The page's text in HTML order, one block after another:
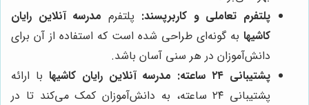
پلتفرم تعاملی و کاربرپسند: پلتفرم مدرسه آنلاین رایان
کاشیها به گونه‌ای طراحی شده است که استفاده از آن برای
دانش‌آموزان در هر سنی آسان باشد.
پشتیبانی ۲۴ ساعته:
مدرسه آنلاین رایان کاشیها با ارائه
پشتیبانی ۲۴ ساعته، به دانش‌آموزان کمک می‌کند تا در